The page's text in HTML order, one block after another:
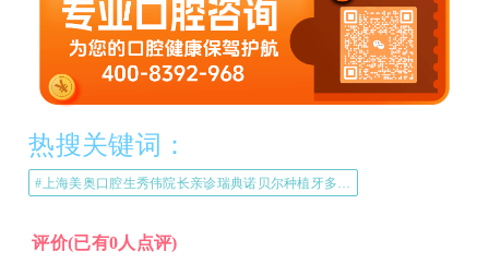
热搜关键词：
评价(已有0人点评)